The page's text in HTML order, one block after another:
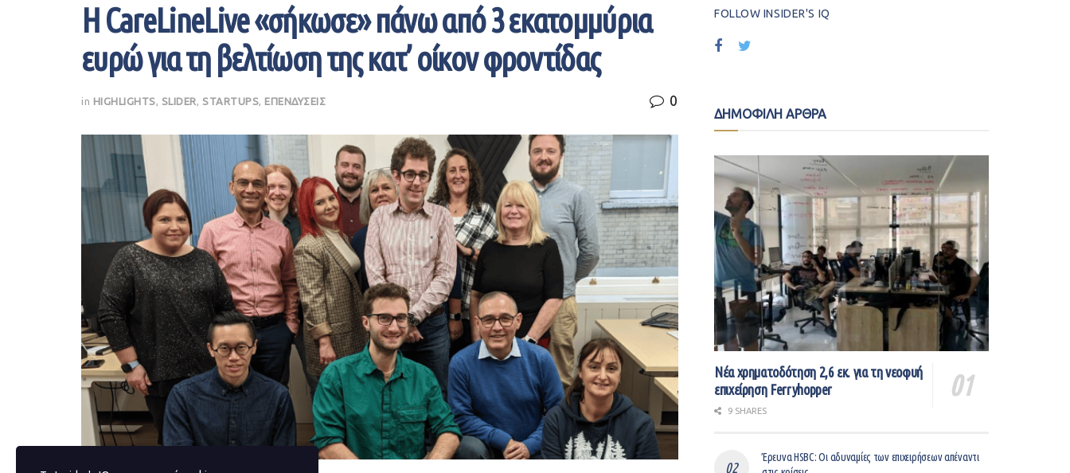
Η CareLineLive «σήκωσε» πάνω από 3 εκατομμύρια
ευρώ για τη βελτίωση της κατ’ οίκον φροντίδας
in HIGHLIGHTS SLIDER STARTUPS ΕΠΕΝΔΥΣΕΙΣ 0
FOLLOW INSIDER'S IQ
ΔΗΜΟΦΙΛΗ ΑΡΘΡΑ
Νέα χρηματοδότηση 2,6 εκ. για τη νεοφυή
επιχείρηση Ferryhopper
9 SHARES
Έρευνα HSBC: Οι αδυναμίες των επιχειρήσεων απέναντι